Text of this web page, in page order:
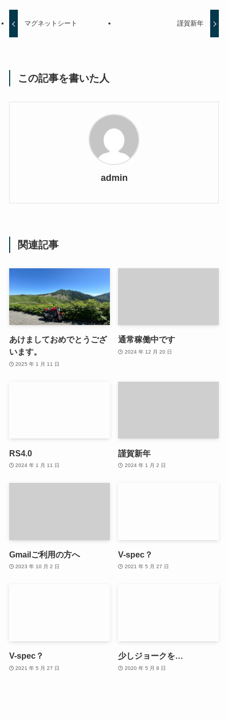
マグネットシート 謹賀新年
この記事を書いた人
admin
関連記事
あけましておめでとうござ
います。
2025 年 1 月 11 日
通常稼働中です
2024 年 12 月 20 日
RS4.0
2024 年 1 月 11 日
謹賀新年
2024 年 1 月 2 日
Gmailご利用の方へ
2023 年 10 月 2 日
V-spec？
2021 年 5 月 27 日
V-spec？
2021 年 5 月 27 日
少しジョークを…
2020 年 5 月 8 日